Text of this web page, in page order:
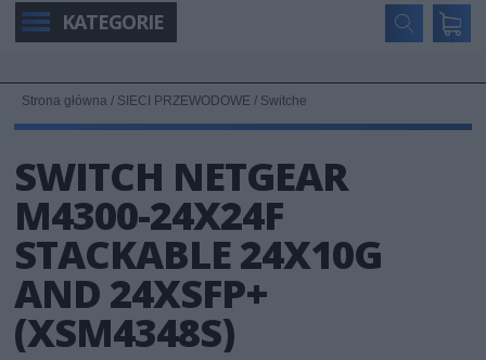
KATEGORIE
Strona główna / SIECI PRZEWODOWE / Switche
SWITCH NETGEAR
M4300-24X24F
STACKABLE 24X10G
AND 24XSFP+
(XSM4348S)